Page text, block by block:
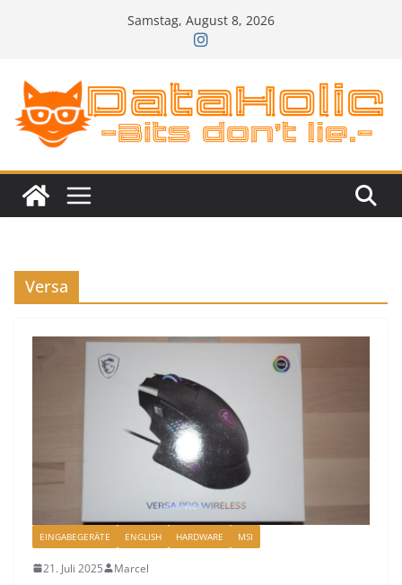
Samstag, August 8, 2026
Versa
EINGABEGERÄTE ENGLISH HARDWARE MSI
21. Juli 2025 Marcel